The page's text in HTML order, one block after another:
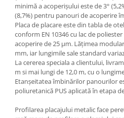
minimă a acoperișului este de 3°
(8,7%) pentru panouri de acoperire
Placa de placare este din tabla de
conform EN 10346 cu lac de
acoperire de 25 μm. Lățimea
mm, iar lungimile sale standard
La cererea speciala a clientului,
m si mai lungi de 12,0 m, cu o
Etanșeitatea îmbinărilor panourilor
poliuretanică PUS aplicată în etapa
Profilarea placajului metalic face